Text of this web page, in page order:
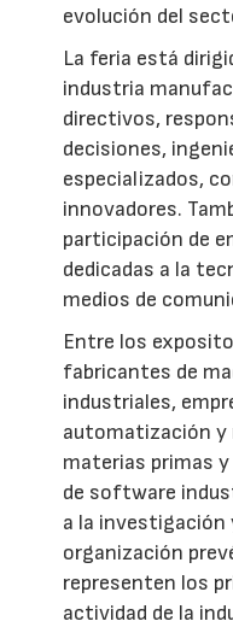
evolución del
La feria está
industria
directivos,
decisiones,
especializados,
innovadores.
participación de
dedicadas a la
medios de
Entre los
fabricantes de
industriales,
automatización y
materias primas
de software
a la investigación
organización
representen los
actividad de la